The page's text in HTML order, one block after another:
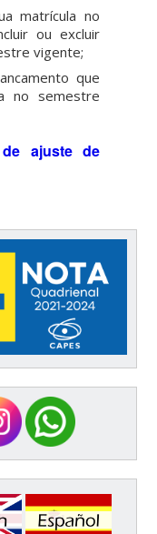
matrícula no
ou excluir
vigente;
que
no semestre
ajuste de